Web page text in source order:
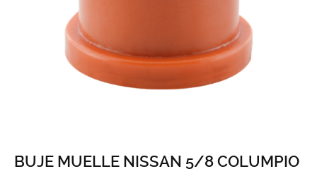
BUJE MUELLE NISSAN 5/8 COLUMPIO